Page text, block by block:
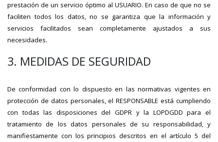
prestación de un servicio óptimo al USUARIO. En caso de que no se
faciliten todos los datos, no se garantiza que la información y
servicios facilitados sean completamente ajustados a sus
necesidades.
3. MEDIDAS DE SEGURIDAD
De conformidad con lo dispuesto en las normativas vigentes en
protección de datos personales, el RESPONSABLE está cumpliendo
con todas las disposiciones del GDPR y la LOPDGDD para el
tratamiento de los datos personales de su responsabilidad, y
manifiestamente con los principios descritos en el artículo 5 del